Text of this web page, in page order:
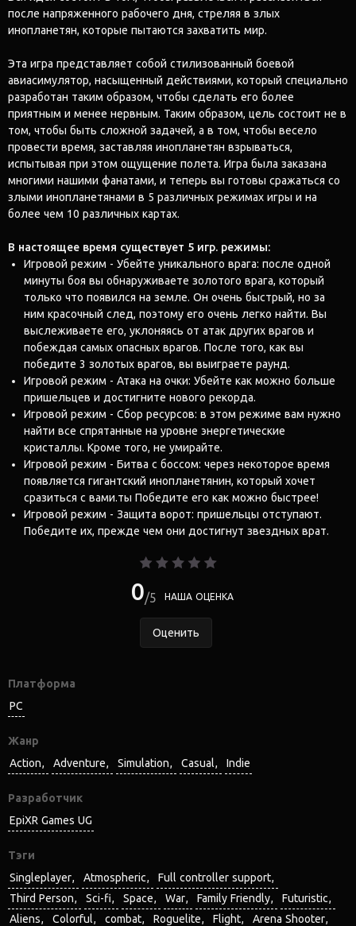
после напряженного рабочего дня, стреляя в злых
инопланетян, которые пытаются захватить мир.
Эта игра представляет собой стилизованный боевой
авиасимулятор, насыщенный действиями, который специально
разработан таким образом, чтобы сделать его более
приятным и менее нервным. Таким образом, цель состоит не в
том, чтобы быть сложной задачей, а в том, чтобы весело
провести время, заставляя инопланетян взрываться,
испытывая при этом ощущение полета. Игра была заказана
многими нашими фанатами, и теперь вы готовы сражаться со
злыми инопланетянами в 5 различных режимах игры и на
более чем 10 различных картах.
В настоящее время существует 5 игр. режимы:
Игровой режим - Убейте уникального врага: после одной
минуты боя вы обнаруживаете золотого врага, который
только что появился на земле. Он очень быстрый, но за
ним красочный след, поэтому его очень легко найти. Вы
выслеживаете его, уклоняясь от атак других врагов и
побеждая самых опасных врагов. После того, как вы
победите 3 золотых врагов, вы выиграете раунд.
Игровой режим - Атака на очки: Убейте как можно больше
пришельцев и достигните нового рекорда.
Игровой режим - Сбор ресурсов: в этом режиме вам нужно
найти все спрятанные на уровне энергетические
кристаллы. Кроме того, не умирайте.
Игровой режим - Битва с боссом: через некоторое время
появляется гигантский инопланетянин, который хочет
сразиться с вами.ты Победите его как можно быстрее!
Игровой режим - Защита ворот: пришельцы отступают.
Победите их, прежде чем они достигнут звездных врат.
0 5 НАША ОЦЕНКА
Оценить
Платформа
PC
Жанр
Action
Adventure Simulation Casual Indie
Разработчик
EpiXR Games UG
Тэги
Singleplayer
Atmospheric
Full controller support
Third Person
Sci-fi Space War Family Friendly
Futuristic
Aliens
Colorful combat Roguelite Flight
Arena Shooter